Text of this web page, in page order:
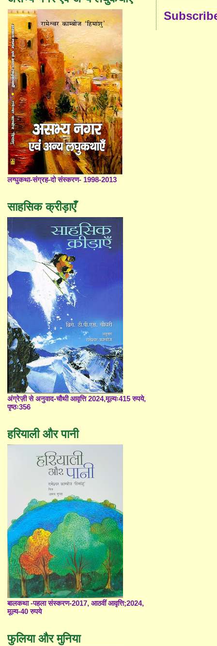
लग्घुकथा-संग्रह-दो संस्करण- 1998-2013
साहसिक क्रीड़ाएँ
अंग्रेज़ी से अनुवाद-चौथी आवृत्ति 2024,मूल्यः415 रुपये,
पृष्ठः356
हरियाली और पानी
बालकथा -पहला संस्करण-2017, आठवीं आवृत्ति;2024,
मूल्य-40 रुपये
फुलिया और मुनिया